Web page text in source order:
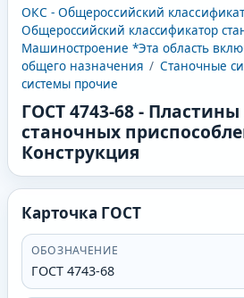
ОКС - Общероссийский
Общероссийский классификатор
Машиностроение *Эта область
общего назначения / Станочные
системы прочие
ГОСТ 4743-68- Пластины
станочных
Конструкция
Карточка ГОСТ
ОБОЗНАЧЕНИЕ
ГОСТ 4743-68